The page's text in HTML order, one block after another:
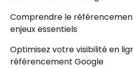
Comprendre le
enjeux essentiels
Optimisez votre visibilité en
référencement Google